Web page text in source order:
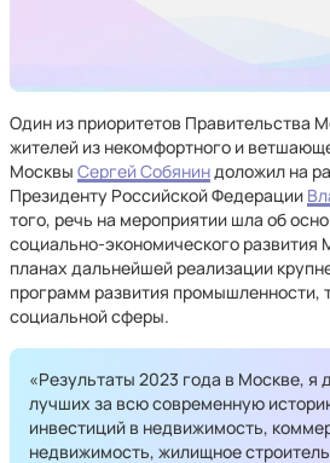
Один из приоритетов Правительства
жителей из некомфортного и
Москвы Сергей Собяниндоложил на
Президенту Российской Федерации
того, речь на мероприятии шла об
социально-экономического развития
планах дальнейшей реализации
программ развития промышленности,
социальной сферы.
«Результаты 2023 года в Москве,
лучших за всю современную
инвестиций в недвижимость,
недвижимость, жилищное